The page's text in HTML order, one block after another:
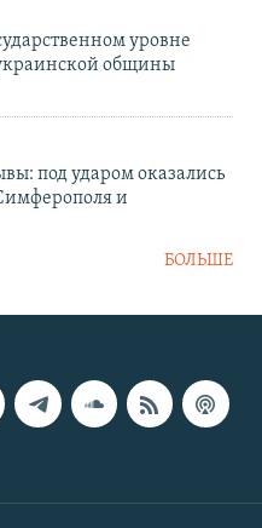
уровне
общины
под ударом оказались
и
БОЛЬШЕ